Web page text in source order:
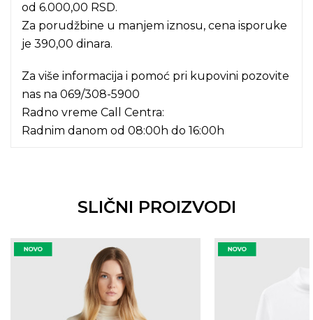
od 6.000,00 RSD.
Za porudžbine u manjem iznosu, cena isporuke
je 390,00 dinara.
Za više informacija i pomoć pri kupovini pozovite
nas na 069/308-5900
Radno vreme Call Centra:
Radnim danom od 08:00h do 16:00h
SLIČNI PROIZVODI